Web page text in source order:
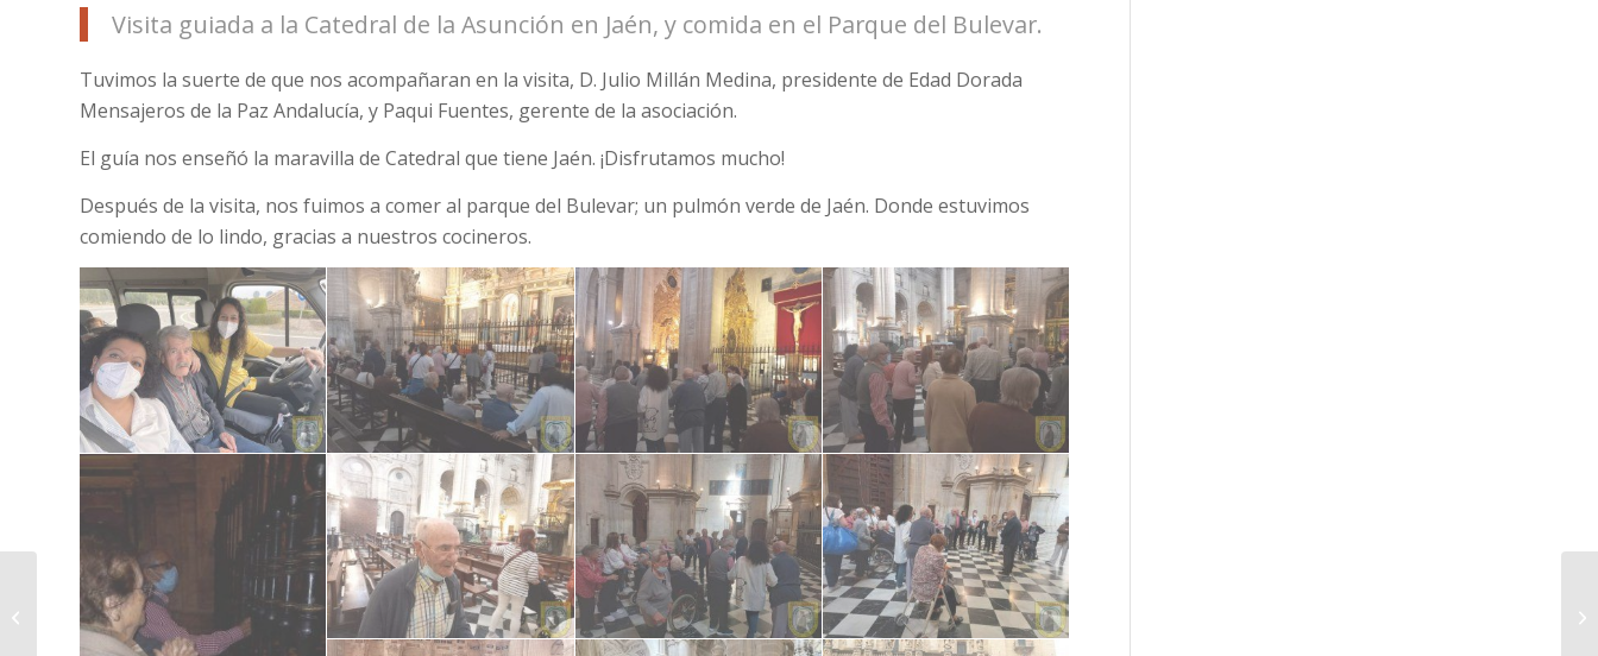
Visita guiada a la Catedral de la Asunción en Jaén, y comida en el Parque del Bulevar.
Tuvimos la suerte de que nos acompañaran en la visita, D. Julio Millán Medina, presidente de Edad Dorada
Mensajeros de la Paz Andalucía, y Paqui Fuentes, gerente de la asociación.
El guía nos enseñó la maravilla de Catedral que tiene Jaén. ¡Disfrutamos mucho!
Después de la visita, nos fuimos a comer al parque del Bulevar; un pulmón verde de Jaén. Donde estuvimos
comiendo de lo lindo, gracias a nuestros cocineros.
Visita al Castillo de
Lopera